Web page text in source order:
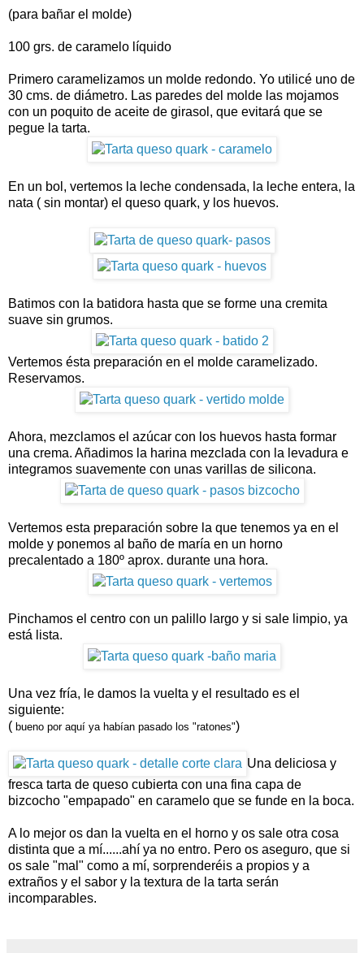
(para bañar el molde)
100 grs. de caramelo líquido
Primero caramelizamos un molde redondo. Yo utilicé uno de
30 cms. de diámetro. Las paredes del molde las mojamos
con un poquito de aceite de girasol, que evitará que se
pegue la tarta.
En un bol, vertemos la leche condensada, la leche entera, la
nata ( sin montar) el queso quark, y los huevos.
Batimos con la batidora hasta que se forme una cremita
suave sin grumos.
Vertemos ésta preparación en el molde caramelizado.
Reservamos.
Ahora, mezclamos el azúcar con los huevos hasta formar
una crema. Añadimos la harina mezclada con la levadura e
integramos suavemente con unas varillas de silicona.
Vertemos esta preparación sobre la que tenemos ya en el
molde y ponemos al baño de maría en un horno
precalentado a 180º aprox. durante una hora.
Pinchamos el centro con un palillo largo y si sale limpio, ya
está lista.
Una vez fría, le damos la vuelta y el resultado es el
siguiente:
( bueno por aquí ya habían pasado los "ratones")
Una deliciosa y
fresca tarta de queso cubierta con una fina capa de
bizcocho "empapado" en caramelo que se funde en la boca.
A lo mejor os dan la vuelta en el horno y os sale otra cosa
distinta que a mí......ahí ya no entro. Pero os aseguro, que si
os sale "mal" como a mí, sorprenderéis a propios y a
extraños y el sabor y la textura de la tarta serán
incomparables.